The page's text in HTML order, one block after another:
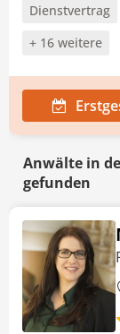
Dienstvertrag
+ 16 weitere
Anwälte in
gefunden